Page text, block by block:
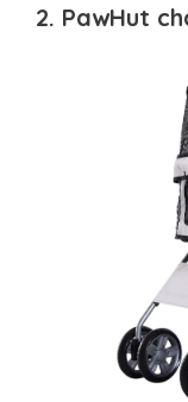
2. PawHut